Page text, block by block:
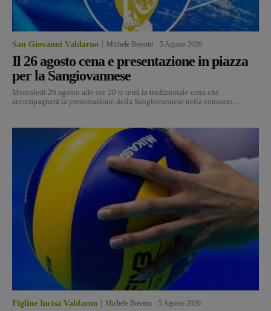
San Giovanni Valdarno Michele Bossini 5 Agosto 2026
Il 26 agosto cena e presentazione in piazza
per la Sangiovannese
Mercoledì 26 agosto alle ore 20 si terrà la tradizionale cena che
accompagnerà la presentazione della Sangiovannese nella consueta...
Figline Incisa Valdarno Michele Bossini 5 Agosto 2026